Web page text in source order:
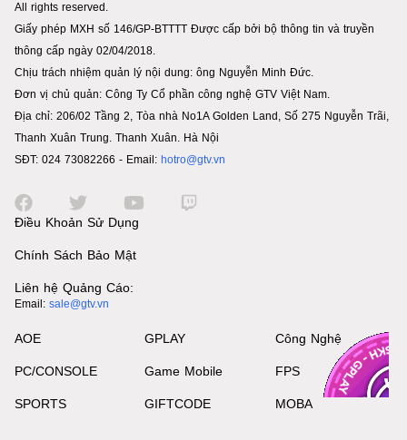
All rights reserved.
Giấy phép MXH số 146/GP-BTTTT Được cấp bởi bộ thông tin và truyền
thông cấp ngày 02/04/2018.
Chịu trách nhiệm quản lý nội dung: ông Nguyễn Minh Đức.
Đơn vị chủ quản: Công Ty Cổ phần công nghệ GTV Việt Nam.
Địa chỉ: 206/02 Tầng 2, Tòa nhà No1A Golden Land, Số 275 Nguyễn Trãi,
Thanh Xuân Trung. Thanh Xuân. Hà Nội
SĐT: 024 73082266 - Email: hotro@gtv.vn
Điều Khoản Sử Dụng
Chính Sách Bảo Mật
Liên hệ Quảng Cáo:
Email: sale@gtv.vn
AOE
PC/CONSOLE
SPORTS
GPLAY
Game Mobile
GIFTCODE
Công Nghệ
FPS
MOBA